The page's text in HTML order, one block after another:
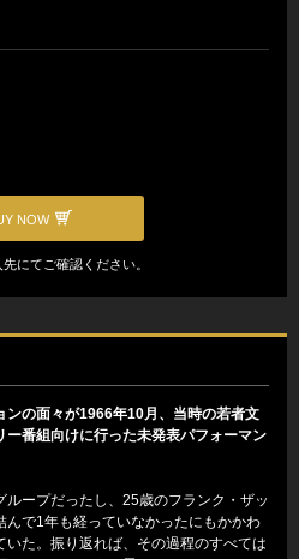
NOW
にてご確認ください。
ンの面々が1966年10月、当時の若者文
番組向けに行った未発表パフォーマン
ループだったし、25歳のフランク・ザッ
で1年も経っていなかったにもかかわ
いた。振り返れば、その過程のすべては